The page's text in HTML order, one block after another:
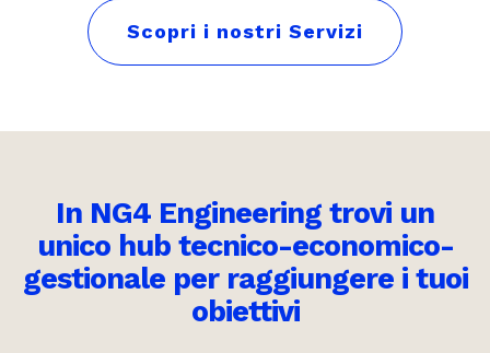
Scopri i nostri Servizi
In NG4 Engineering trovi un
unico hub tecnico-economico-
gestionale per raggiungere i tuoi
obiettivi